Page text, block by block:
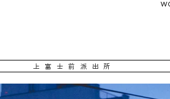
上富士前派出所